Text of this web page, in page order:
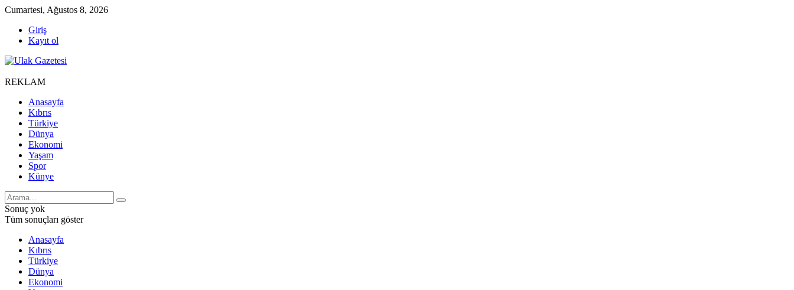
Cumartesi, Ağustos 8, 2026
Giriş
Kayıt ol
REKLAM
Anasayfa
Kıbrıs
Türkiye
Dünya
Ekonomi
Yaşam
Spor
Künye
Sonuç yok
Tüm sonuçları göster
Anasayfa
Kıbrıs
Türkiye
Dünya
Ekonomi